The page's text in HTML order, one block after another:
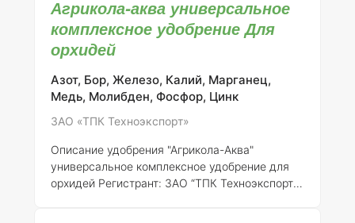
удобрения – ЗАО “ТПК Техноэкспорт”, номер
регистрации – 046-11-731-1. ### Описание
удобрения Агрикола-аква содержит
сбалансированный комплекс макро- и
микроэлементов, который способствует
повышению урожайности и улучшению
декоративных качеств растений. Удобрение
представлено в форме водорастворимого
применении и высокую биодоступн
Агрикола-аква универсальное
комплексное удобрение Для
орхидей
Азот, Бор, Железо, Калий, Марганец,
Медь, Молибден, Фосфор, Цинк
ЗАО «ТПК Техноэкспорт»
Описание удобрения "Агрикола-Аква"
универсальное комплексное удобрение для
орхидей Регистрант: ЗАО “ТПК Техноэкспорт”